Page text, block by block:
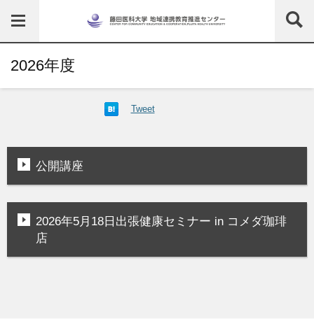
2026年度
Tweet
公開講座
2026年5月18日出張健康セミナー in コメダ珈琲
店